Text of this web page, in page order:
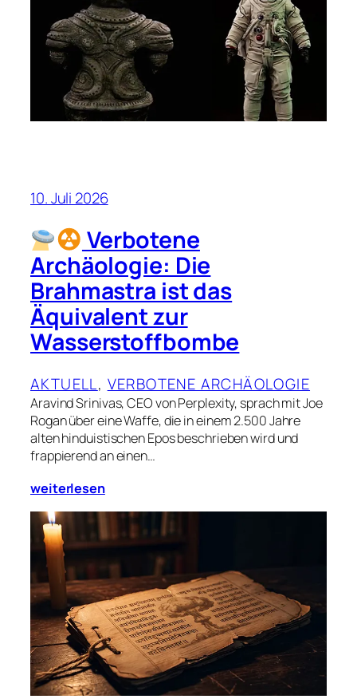
10. Juli 2026
Verbotene
Archäologie: Die
Brahmastra ist das
Äquivalent zur
Wasserstoffbombe
AKTUELL, VERBOTENE ARCHÄOLOGIE
Aravind Srinivas, CEO von Perplexity, sprach mit Joe
Rogan über eine Waffe, die in einem 2.500 Jahre
alten hinduistischen Epos beschrieben wird und
frappierend an einen…
weiterlesen